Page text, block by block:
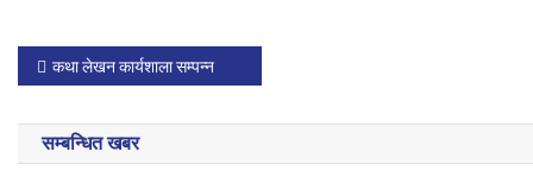
P
o
s
कथा लेखन कार्यशाला सम्पन्न
सम्बन्धित खबर